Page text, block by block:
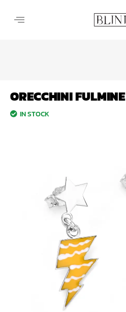
ORECCHINI FULMINE
IN STOCK